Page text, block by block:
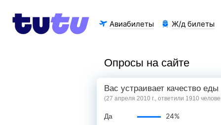
Авиабилеты Ж/д билеты
Опросы на сайте
Вас устраивает качество
(27 апреля 2010 г., ответили 1910
Да 24%